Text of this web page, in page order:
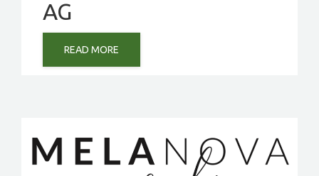
AG
READ MORE